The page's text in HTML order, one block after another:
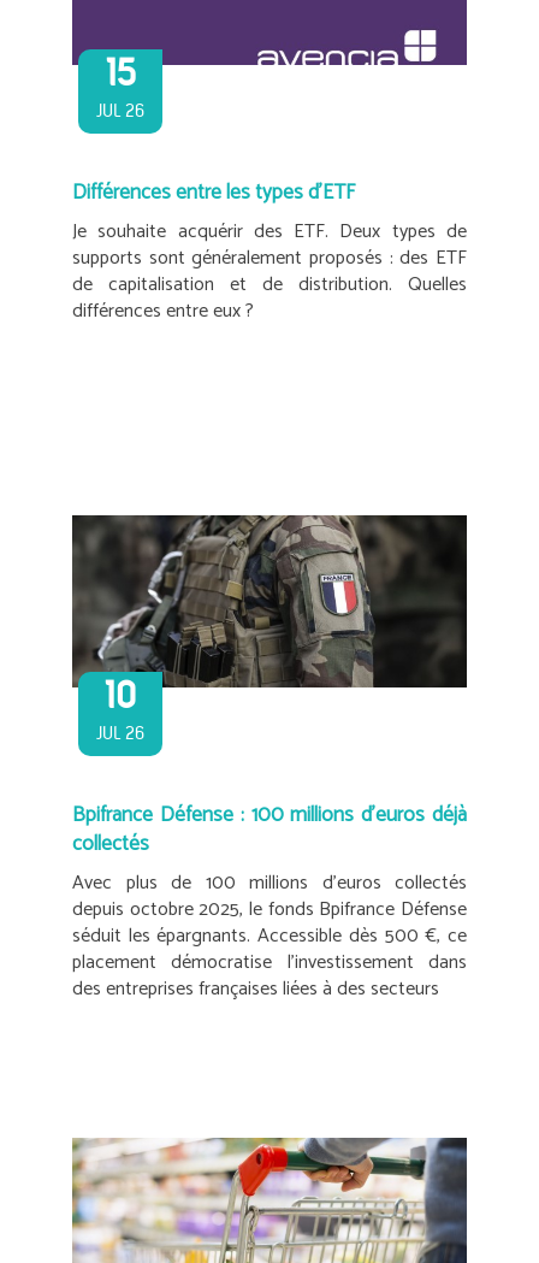
15
JUL 26
Différences entre les types d’ETF
Je souhaite acquérir des ETF. Deux types de
supports sont généralement proposés : des ETF
de capitalisation et de distribution. Quelles
différences entre eux ?
10
JUL 26
Bpifrance Défense : 100 millions d’euros déjà
collectés
Avec plus de 100 millions d’euros collectés
depuis octobre 2025, le fonds Bpifrance Défense
séduit les épargnants. Accessible dès 500 €, ce
placement démocratise l’investissement dans
des entreprises françaises liées à des secteurs